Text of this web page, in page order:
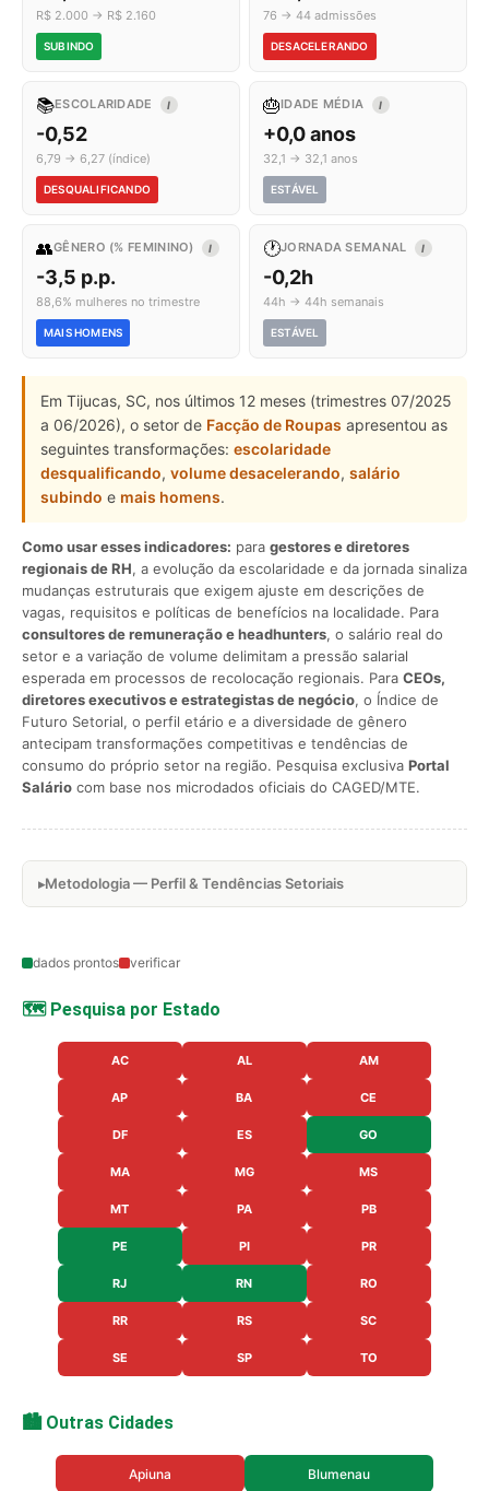
R$ 2.000 → R$ 2.160
SUBINDO
76 → 44 admissões
DESACELERANDO
📚ESCOLARIDADE I
-0,52
6,79 → 6,27 (índice)
DESQUALIFICANDO
🎂IDADE MÉDIA I
+0,0 anos
32,1 → 32,1 anos
ESTÁVEL
👥GÊNERO (% FEMININO) I
-3,5 p.p.
88,6% mulheres no trimestre
MAIS HOMENS
🕐JORNADA SEMANAL I
-0,2h
44h → 44h semanais
ESTÁVEL
Em Tijucas, SC, nos últimos 12 meses (trimestres 07/2025
a 06/2026), o setor de Facção de Roupas apresentou as
seguintes transformações: escolaridade
desqualificando, volume desacelerando, salário
subindo e mais homens.
Como usar esses indicadores: para gestores e diretores
regionais de RH, a evolução da escolaridade e da jornada sinaliza
mudanças estruturais que exigem ajuste em descrições de
vagas, requisitos e políticas de benefícios na localidade. Para
consultores de remuneração e headhunters, o salário real do
setor e a variação de volume delimitam a pressão salarial
esperada em processos de recolocação regionais. Para CEOs,
diretores executivos e estrategistas de negócio, o Índice de
Futuro Setorial, o perfil etário e a diversidade de gênero
antecipam transformações competitivas e tendências de
consumo do próprio setor na região. Pesquisa exclusiva Portal
Salário com base nos microdados oficiais do CAGED/MTE.
Metodologia — Perfil & Tendências Setoriais
dados prontos verificar
🗺️ Pesquisa por Estado
AC AL AM
AP BA CE
DF ES GO
MA MG MS
MT PA PB
PE PI PR
RJ RN RO
RR RS SC
SE SP TO
🏙️ Outras Cidades
Apiuna Blumenau